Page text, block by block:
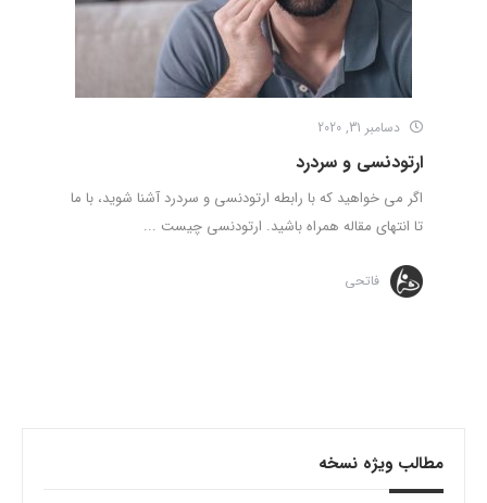
دسامبر 31, 2020
ارتودنسی و سردرد
اگر می خواهید که با رابطه ارتودنسی و سردرد آشنا شوید، با ما
تا انتهای مقاله همراه باشید. ­­ارتودنسی چیست ...
فاتحی
مطالب ویژه نسخه